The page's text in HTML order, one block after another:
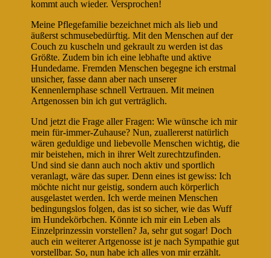
kommt auch wieder. Versprochen!
Meine Pflegefamilie bezeichnet mich als lieb und
äußerst schmusebedürftig. Mit den Menschen auf der
Couch zu kuscheln und gekrault zu werden ist das
Größte. Zudem bin ich eine lebhafte und aktive
Hundedame. Fremden Menschen begegne ich erstmal
unsicher, fasse dann aber nach unserer
Kennenlernphase schnell Vertrauen. Mit meinen
Artgenossen bin ich gut verträglich.
Und jetzt die Frage aller Fragen: Wie wünsche ich mir
mein für-immer-Zuhause? Nun, zuallererst natürlich
wären geduldige und liebevolle Menschen wichtig, die
mir beistehen, mich in ihrer Welt zurechtzufinden.
Und sind sie dann auch noch aktiv und sportlich
veranlagt, wäre das super. Denn eines ist gewiss: Ich
möchte nicht nur geistig, sondern auch körperlich
ausgelastet werden. Ich werde meinen Menschen
bedingungslos folgen, das ist so sicher, wie das Wuff
im Hundekörbchen. Könnte ich mir ein Leben als
Einzelprinzessin vorstellen? Ja, sehr gut sogar! Doch
auch ein weiterer Artgenosse ist je nach Sympathie gut
vorstellbar. So, nun habe ich alles von mir erzählt.